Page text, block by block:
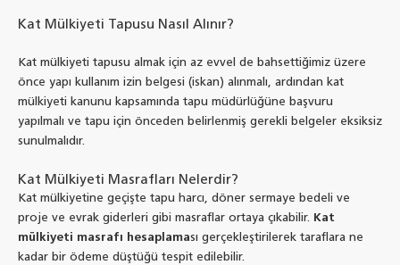
Kat Mülkiyeti Tapusu Nasıl Alınır?
Kat mülkiyeti tapusu almak için az evvel de bahsettiğimiz üzere
önce yapı kullanım izin belgesi (iskan) alınmalı, ardından kat
mülkiyeti kanunu kapsamında tapu müdürlüğüne başvuru
yapılmalı ve tapu için önceden belirlenmiş gerekli belgeler eksiksiz
sunulmalıdır.
Kat Mülkiyeti Masrafları Nelerdir?
Kat mülkiyetine geçişte tapu harcı, döner sermaye bedeli ve
proje ve evrak giderleri gibi masraflar ortaya çıkabilir.
Kat
mülkiyeti masrafı hesaplaması gerçekleştirilerek taraflara ne
kadar bir ödeme düştüğü tespit edilebilir.